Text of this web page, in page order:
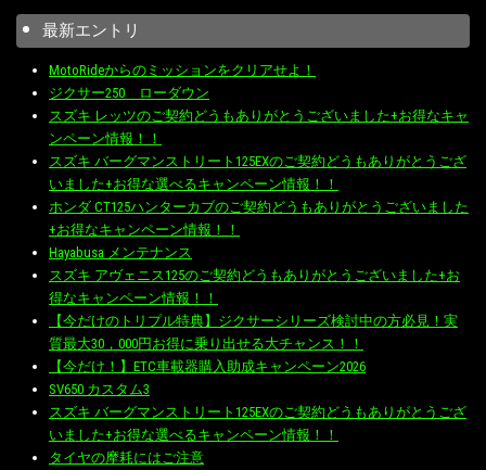
最新エントリ
MotoRideからのミッションをクリアせよ！
ジクサー250 ローダウン
スズキ レッツのご契約どうもありがとうございました+お得なキャ
ンペーン情報！！
スズキ バーグマンストリート125EXのご契約どうもありがとうござ
いました+お得な選べるキャンペーン情報！！
ホンダ CT125ハンターカブのご契約どうもありがとうございました
+お得なキャンペーン情報！！
Hayabusa メンテナンス
スズキ アヴェニス125のご契約どうもありがとうございました+お
得なキャンペーン情報！！
【今だけのトリプル特典】ジクサーシリーズ検討中の方必見！実
質最大30，000円お得に乗り出せる大チャンス！！
【今だけ！】ETC車載器購入助成キャンペーン2026
SV650 カスタム3
スズキ バーグマンストリート125EXのご契約どうもありがとうござ
いました+お得な選べるキャンペーン情報！！
タイヤの摩耗にはご注意